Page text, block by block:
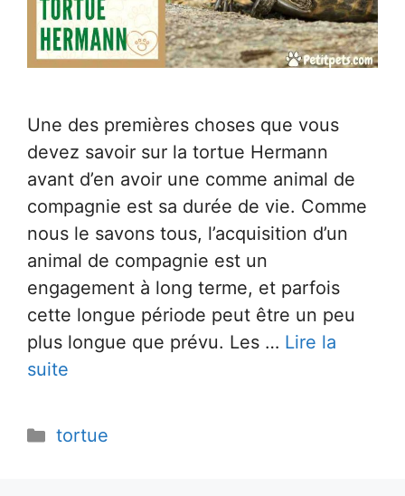
Une des premières choses que vous
devez savoir sur la tortue Hermann
avant d’en avoir une comme animal de
compagnie est sa durée de vie. Comme
nous le savons tous, l’acquisition d’un
animal de compagnie est un
engagement à long terme, et parfois
cette longue période peut être un peu
plus longue que prévu. Les … Lire la
suite
Catégories
tortue